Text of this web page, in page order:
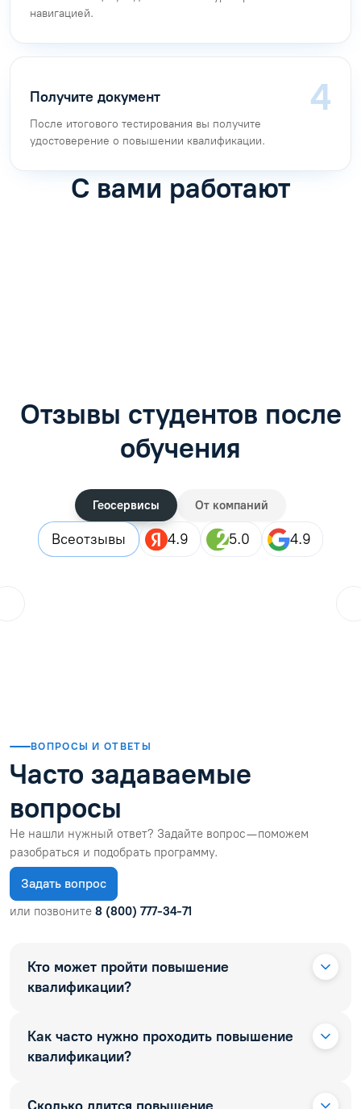
навигацией.
Получите документ
После итогового тестирования вы получите
удостоверение о повышении квалификации.
С вами работают
Отзывы студентов после
обучения
Геосервисы От компаний
Всеотзывы 4.9 5.0 4.9
ВОПРОСЫ И ОТВЕТЫ
Часто задаваемые
вопросы
Не нашли нужный ответ? Задайте вопрос — поможем
разобраться и подобрать программу.
Задать вопрос
или позвоните 8 (800) 777-34-71
Кто может пройти повышение
квалификации?
Как часто нужно проходить повышение
квалификации?